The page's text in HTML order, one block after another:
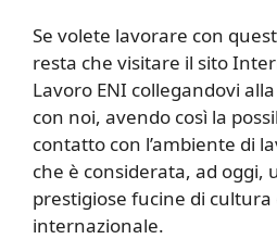
Se volete lavorare con
resta che visitare il sito
Lavoro ENI collegandovi
con noi, avendo così la
contatto con l’ambiente di
che è considerata, ad oggi,
prestigiose fucine di
internazionale.